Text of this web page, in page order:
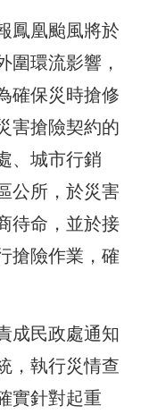
鳳凰颱風將於
圍環流影響，
確保災時搶修
害搶險契約的
、城市行銷
公所，於災害
待命，並於接
搶險作業，確
成民政處通知
，執行災情查
實針對起重